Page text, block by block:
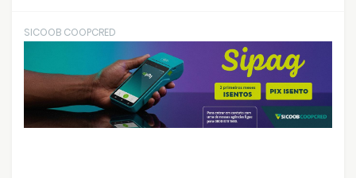
SICOOB COOPCRED